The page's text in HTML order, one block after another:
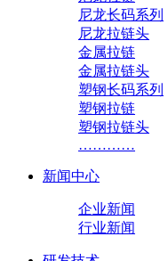
尼龙长码系列
尼龙拉链头
金属拉链
金属拉链头
塑钢长码系列
塑钢拉链
塑钢拉链头
…………
新闻中心
企业新闻
行业新闻